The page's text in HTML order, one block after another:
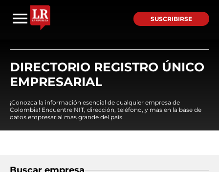
SUSCRIBIRSE
DIRECTORIO REGISTRO ÚNICO
EMPRESARIAL
¡Conozca la información esencial de cualquier empresa de
Colombia! Encuentre NIT, dirección, teléfono, y mas en la base de
datos empresarial mas grande del país.